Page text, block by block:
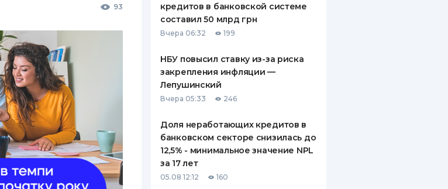
93
кредитов в банковской системе
составил 50 млрд грн
Вчера 06:32 199
НБУ повысил ставку из-за риска
закрепления инфляции —
Лепушинский
Вчера 05:33 246
Доля неработающих кредитов в
банковском секторе снизилась до
12,5% - минимальное значение NPL
за 17 лет
05.08 12:12 160